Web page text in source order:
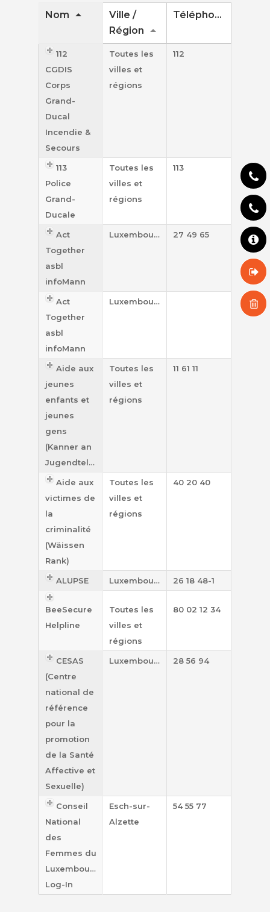
Nom
Ville /
Région
Téléphone
112
CGDIS
Corps
Grand-
Ducal
Incendie &
Secours
Toutes les
villes et
régions
112
113
Police
Grand-
Ducale
Toutes les
villes et
régions
113
Act
Together
asbl
infoMann
Luxembourg 27 49 65
Act
Together
asbl
infoMann
Luxembourg
Aide aux
jeunes
enfants et
jeunes
gens
(Kanner an
Jugendtelefon)
Toutes les
villes et
régions
11 61 11
Aide aux
victimes de
la
criminalité
(Wäissen
Rank)
Toutes les
villes et
régions
40 20 40
ALUPSE Luxembourg 26 18 48-1
BeeSecure
Helpline
Toutes les
villes et
régions
80 02 12 34
CESAS
(Centre
national de
référence
pour la
promotion
de la Santé
Affective et
Sexuelle)
Luxembourg 28 56 94
Conseil
National
des
Femmes du
Luxembourg
Log-In
Esch-sur-
Alzette
54 55 77
Aide – Liste des
Convention
Types de violence
Toolbox
Helpline
Sortie vers Google
Français